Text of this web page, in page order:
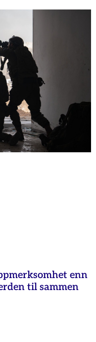
enn
til sammen